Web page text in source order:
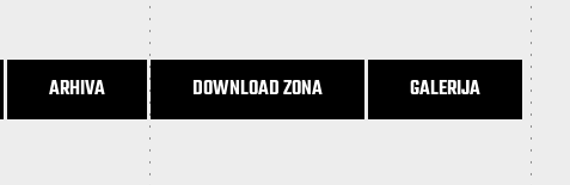
ARHIVA DOWNLOAD ZONA GALERIJA